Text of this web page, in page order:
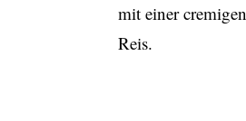
mit einer
Reis.